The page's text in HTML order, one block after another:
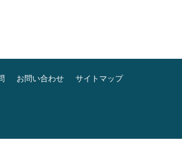
お問い合わせ サイトマップ